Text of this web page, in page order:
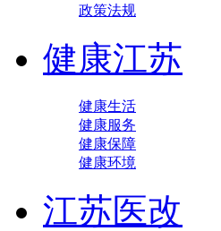
政策法规
健康江苏
健康生活
健康服务
健康保障
健康环境
江苏医改